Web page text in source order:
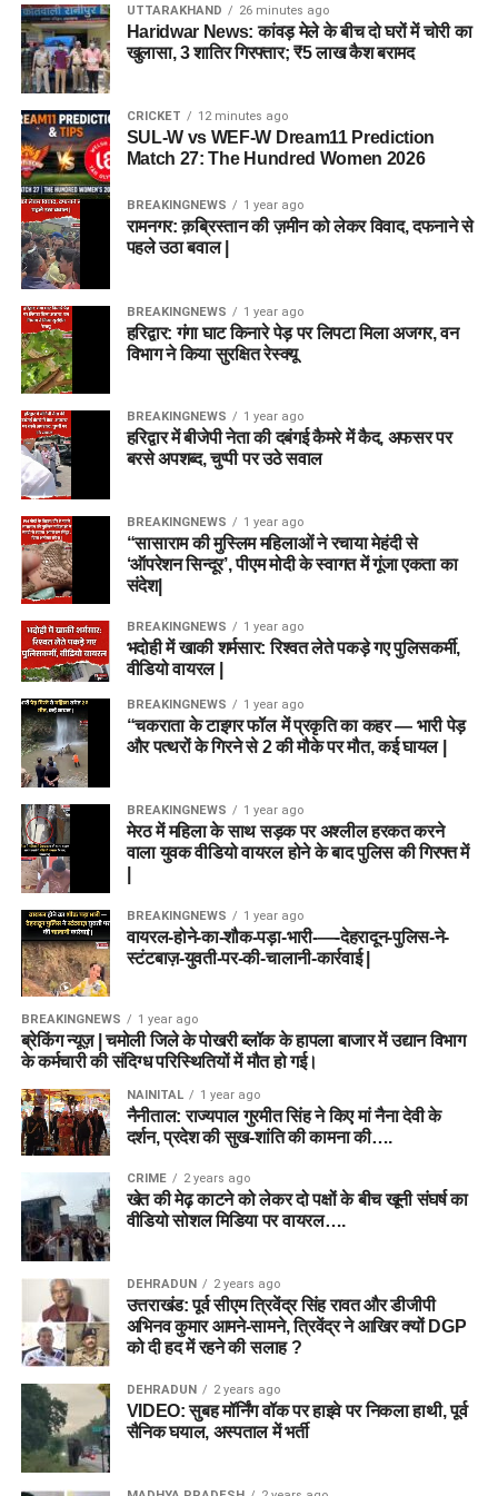
UTTARAKHAND 26 minutes ago
Haridwar News: कांवड़ मेले के बीच दो घरों में चोरी का
खुलासा, 3 शातिर गिरफ्तार; ₹5 लाख कैश बरामद
CRICKET 12 minutes ago
SUL-W vs WEF-W Dream11 Prediction
Match 27: The Hundred Women 2026
BREAKINGNEWS 1 year ago
रामनगर: क़ब्रिस्तान की ज़मीन को लेकर विवाद, दफनाने से
पहले उठा बवाल |
BREAKINGNEWS 1 year ago
हरिद्वार: गंगा घाट किनारे पेड़ पर लिपटा मिला अजगर, वन
विभाग ने किया सुरक्षित रेस्क्यू
BREAKINGNEWS 1 year ago
हरिद्वार में बीजेपी नेता की दबंगई कैमरे में कैद, अफसर पर
बरसे अपशब्द, चुप्पी पर उठे सवाल
BREAKINGNEWS 1 year ago
“सासाराम की मुस्लिम महिलाओं ने रचाया मेहंदी से
‘ऑपरेशन सिन्दूर’, पीएम मोदी के स्वागत में गूंजा एकता का
संदेश|
BREAKINGNEWS 1 year ago
भदोही में खाकी शर्मसार: रिश्वत लेते पकड़े गए पुलिसकर्मी,
वीडियो वायरल |
BREAKINGNEWS 1 year ago
“चकराता के टाइगर फॉल में प्रकृति का कहर — भारी पेड़
और पत्थरों के गिरने से 2 की मौके पर मौत, कई घायल |
BREAKINGNEWS 1 year ago
मेरठ में महिला के साथ सड़क पर अश्लील हरकत करने
वाला युवक वीडियो वायरल होने के बाद पुलिस की गिरफ्त में
BREAKINGNEWS 1 year ago
वायरल-होने-का-शौक-पड़ा-भारी-—-देहरादून-पुलिस-ने-
स्टंटबाज़-युवती-पर-की-चालानी-कार्रवाई |
BREAKINGNEWS 1 year ago
ब्रेकिंग न्यूज़ | चमोली जिले के पोखरी ब्लॉक के हापला बाजार में उद्यान विभाग
के कर्मचारी की संदिग्ध परिस्थितियों में मौत हो गई।
NAINITAL 1 year ago
नैनीताल: राज्यपाल गुरमीत सिंह ने किए मां नैना देवी के
दर्शन, प्रदेश की सुख-शांति की कामना की….
CRIME 2 years ago
खेत की मेढ़ काटने को लेकर दो पक्षों के बीच खूनी संघर्ष का
वीडियो सोशल मिडिया पर वायरल….
DEHRADUN 2 years ago
उत्तराखंड: पूर्व सीएम त्रिवेंद्र सिंह रावत और डीजीपी
अभिनव कुमार आमने-सामने, त्रिवेंद्र ने आखिर क्यों DGP
को दी हद में रहने की सलाह ?
DEHRADUN 2 years ago
VIDEO: सुबह मॉर्निंग वॉक पर हाइवे पर निकला हाथी, पूर्व
सैनिक घयाल, अस्पताल में भर्ती